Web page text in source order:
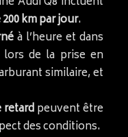
km par jour.
à l’heure et dans
lors de la prise en
similaire, et
retardpeuvent être
des conditions.